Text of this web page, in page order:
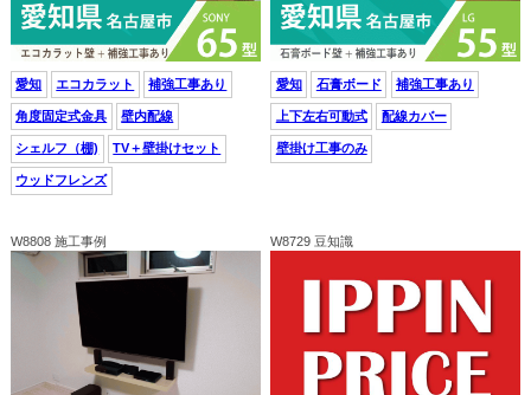
愛知 エコカラット 補強工事あり
角度固定式金具 壁内配線
シェルフ（棚) TV＋壁掛けセット
ウッドフレンズ
愛知 石膏ボード 補強工事あり
上下左右可動式 配線カバー
壁掛け工事のみ
W8808 施工事例 W8729 豆知識